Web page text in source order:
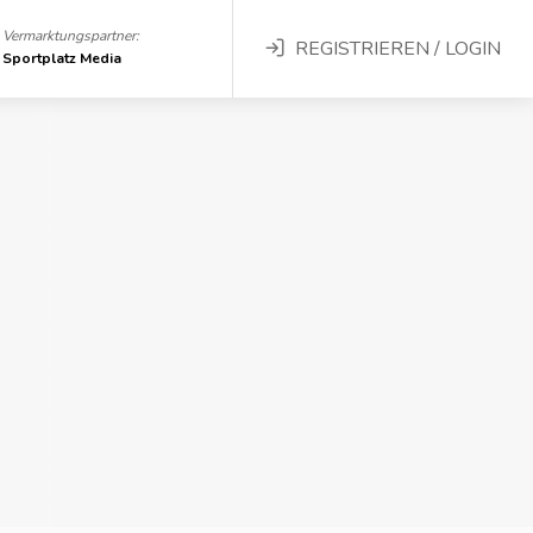
Vermarktungspartner:
Sportplatz Media
REGISTRIEREN / LOGIN